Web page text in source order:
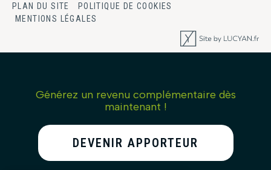
PLAN DU SITE
POLITIQUE DE COOKIES
MENTIONS LÉGALES
Générez un revenu complémentaire dès
maintenant !
DEVENIR APPORTEUR